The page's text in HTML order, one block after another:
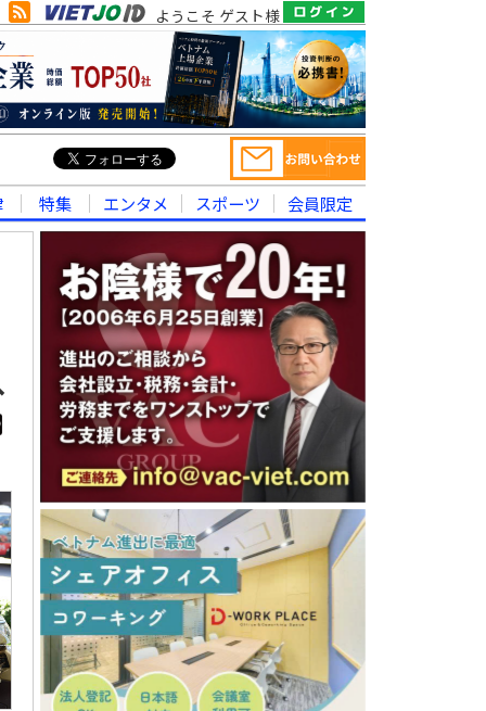
ようこそ ゲスト様
特集 エンタメ スポーツ 会員限定